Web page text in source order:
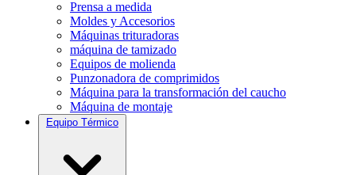
Prensa a medida
Moldes y Accesorios
Máquinas trituradoras
máquina de tamizado
Equipos de molienda
Punzonadora de comprimidos
Máquina para la transformación del caucho
Máquina de montaje
Equipo Térmico